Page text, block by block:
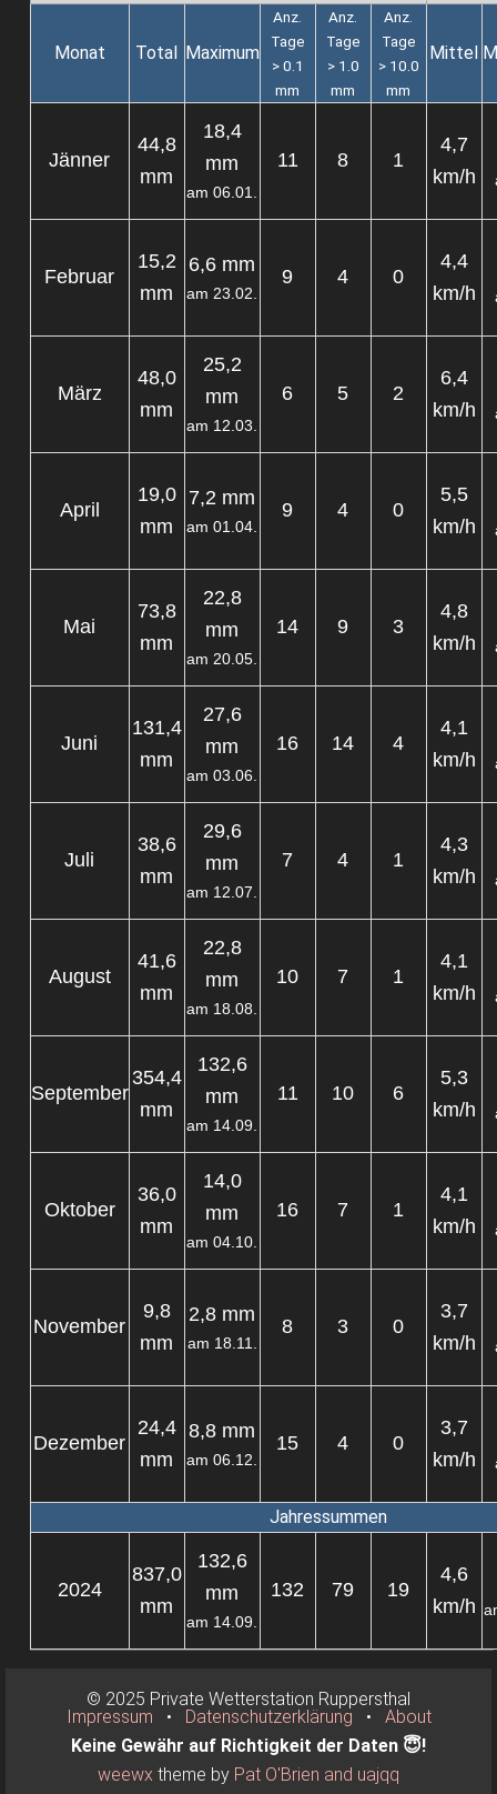
Monat Total Maximum
Anz.
Tage
> 0.1
mm
Anz.
Tage
> 1.0
mm
Anz.
Tage
> 10.0
mm
Mittel
Jänner
44,8
mm
18,4
mm
am 06.01.
11 8 1
4,7
km/h
Februar
15,2
mm
6,6 mm
am 23.02.
9 4 0
4,4
km/h
März
48,0
mm
25,2
mm
am 12.03.
6 5 2
6,4
km/h
April
19,0
mm
7,2 mm
am 01.04.
9 4 0
5,5
km/h
Mai
73,8
mm
22,8
mm
am 20.05.
14 9 3
4,8
km/h
Juni
131,4
mm
27,6
mm
am 03.06.
16 14 4
4,1
km/h
Juli
38,6
mm
29,6
mm
am 12.07.
7 4 1
4,3
km/h
August
41,6
mm
22,8
mm
am 18.08.
10 7 1
4,1
km/h
September
354,4
mm
132,6
mm
am 14.09.
11 10 6
5,3
km/h
Oktober
36,0
mm
14,0
mm
am 04.10.
16 7 1
4,1
km/h
November
9,8
mm
2,8 mm
am 18.11.
8 3 0
3,7
km/h
Dezember
24,4
mm
8,8 mm
am 06.12.
15 4 0
3,7
km/h
Jahressummen
2024
837,0
mm
132,6
mm
am 14.09.
132 79 19
4,6
km/h
© 2025 Private Wetterstation Ruppersthal
Impressum • Datenschutzerklärung • About
Keine Gewähr auf Richtigkeit der Daten 😇!
weewx theme by Pat O'Brien and uajqq